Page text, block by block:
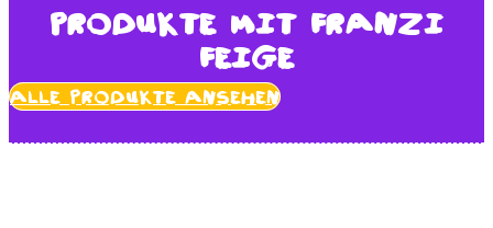
Produkte mit Franzi
Feige
Alle Produkte ansehen